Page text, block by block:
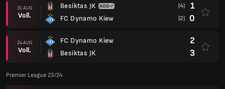
31 AUG
Voll.
Besiktas JK
FC Dynamo Kiew
(4) 1
(2) 0
24 AUG
Voll.
FC Dynamo Kiew
Besiktas JK
2
3
Premier League 23/24